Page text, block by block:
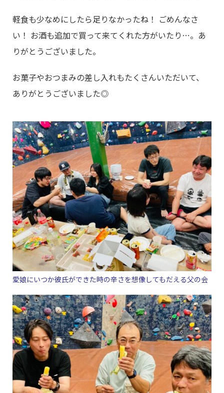
軽食も少なめにしたら足りなかったね！ ごめんなさ
い！ お酒も追加で買って来てくれた方がいたり…。あ
りがとうございました。
お菓子やおつまみの差し入れもたくさんいただいて、
ありがとうございました◎
愛娘にいつか彼氏ができた時の辛さを想像してもだえる父の会